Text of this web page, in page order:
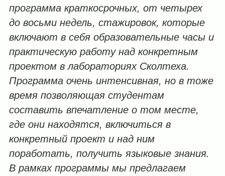
программа краткосрочных, от четырех
до восьми недель, стажировок, которые
включают в себя образовательные часы и
практическую работу над конкретным
проектом в лабораториях Сколтеха.
Программа очень интенсивная, но в тоже
время позволяющая студентам
составить впечатление о том месте,
где они находятся, включиться в
конкретный проект и над ним
поработать, получить языковые знания.
В рамках программы мы предлагаем